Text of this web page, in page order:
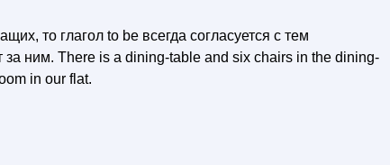
то глагол to be всегда согласуется с тем
ним. There is a dining-table and six chairs in the dining-
in our flat.